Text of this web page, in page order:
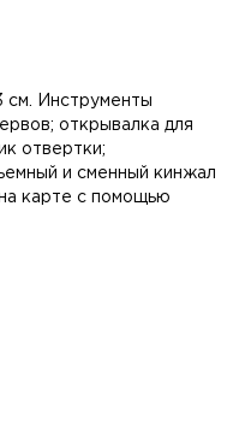
см. Инструменты
открывалка для
отвертки;
и сменный кинжал
карте с помощью